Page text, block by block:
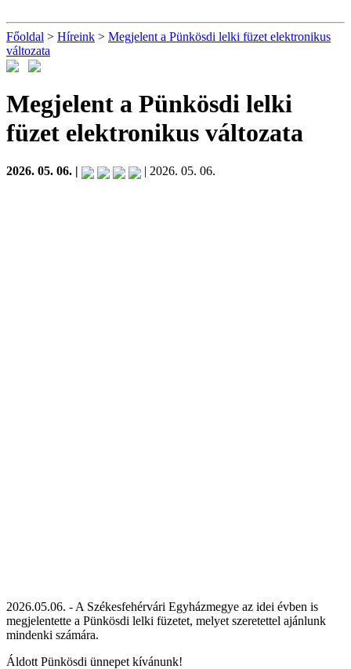
Főoldal > Híreink > Megjelent a Pünkösdi lelki füzet elektronikus
változata
Megjelent a Pünkösdi lelki
füzet elektronikus változata
2026. 05. 06. | | 2026. 05. 06.
2026.05.06. - A Székesfehérvári Egyházmegye az idei évben is
megjelentette a Pünkösdi lelki füzetet, melyet szeretettel ajánlunk
mindenki számára.
Áldott Pünkösdi ünnepet kívánunk!